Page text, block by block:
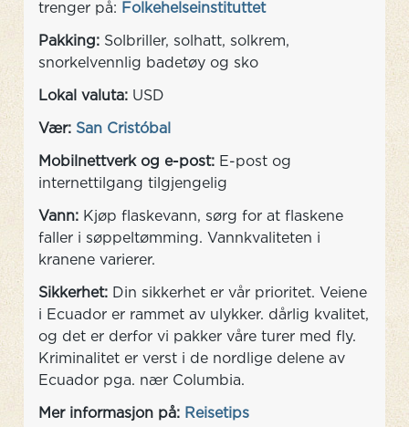
trenger på: Folkehelseinstituttet
Pakking: Solbriller, solhatt, solkrem,
snorkelvennlig badetøy og sko
Lokal valuta: USD
Vær: San Cristóbal
Mobilnettverk og e-post: E-post og
internettilgang tilgjengelig
Vann: Kjøp flaskevann, sørg for at flaskene
faller i søppeltømming. Vannkvaliteten i
kranene varierer.
Sikkerhet: Din sikkerhet er vår prioritet. Veiene
i Ecuador er rammet av ulykker. dårlig kvalitet,
og det er derfor vi pakker våre turer med fly.
Kriminalitet er verst i de nordlige delene av
Ecuador pga. nær Columbia.
Mer informasjon på: Reisetips